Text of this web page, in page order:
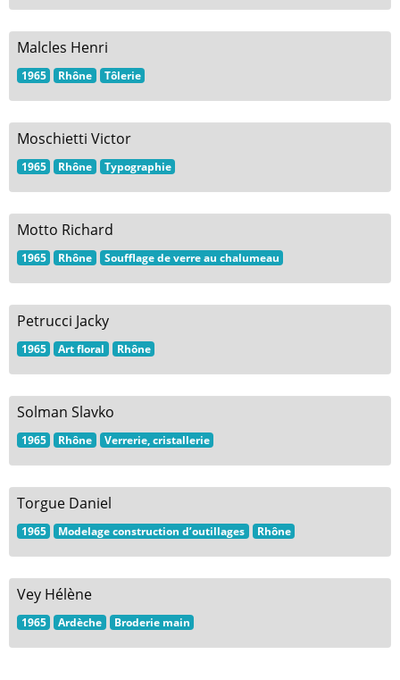
Malcles Henri
1965 Rhône Tôlerie
Moschietti Victor
1965 Rhône Typographie
Motto Richard
1965 Rhône Soufflage de verre au chalumeau
Petrucci Jacky
1965 Art floral Rhône
Solman Slavko
1965 Rhône Verrerie, cristallerie
Torgue Daniel
1965 Modelage construction d’outillages Rhône
Vey Hélène
1965 Ardèche Broderie main